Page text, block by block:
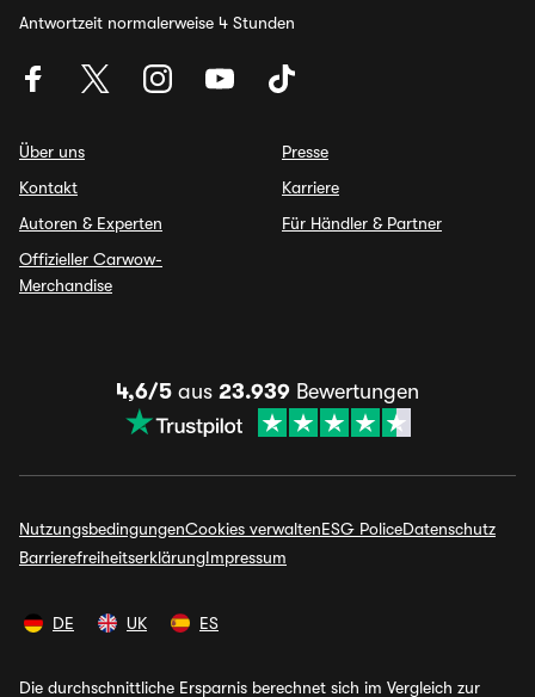
Antwortzeit normalerweise 4 Stunden
Über uns
Kontakt
Autoren & Experten
Offizieller Carwow-
Merchandise
Presse
Karriere
Für Händler & Partner
4,6/5 aus 23.939 Bewertungen
NutzungsbedingungenCookies verwaltenESG PoliceDatenschutz
BarrierefreiheitserklärungImpressum
DE UK ES
Die durchschnittliche Ersparnis berechnet sich im Vergleich zur